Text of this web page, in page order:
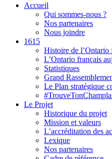
Accueil
Qui sommes-nous ?
Nos partenaires
Nous joindre
1615
Histoire de l’Ontario
L’Ontario français
Statistiques
Grand
Le Plan stratégique
Le Projet
Historique du projet
Mission et valeurs
L’accréditation des
Lexique
Nos partenaires